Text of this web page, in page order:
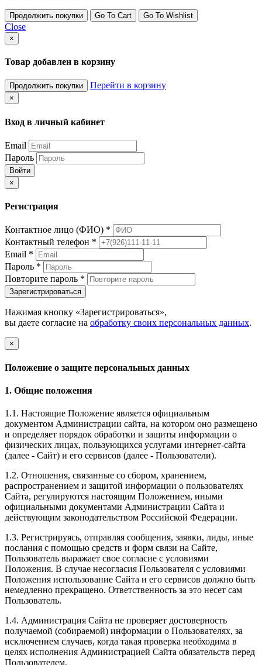
Продолжить покупки Go To Cart Go To Wishlist
Close
×
Товар добавлен в корзину
Продолжить покупки Перейти в корзину
×
Вход в личный кабинет
Email
Пароль
Войти
×
Регистрация
Контактное лицо (ФИО) *
Контактный телефон *
Email *
Пароль *
Повторите пароль *
Зарегистрироваться
Нажимая кнопку «Зарегистрироваться»,
вы даете согласие на обработку своих персональных данных.
×
Положение о защите персональных данных
1. Общие положения
1.1. Настоящие Положение является официальным
документом Администрации сайта, на котором оно размещено
и определяет порядок обработки и защиты информации о
физических лицах, пользующихся услугами интернет-сайта
(далее - Сайт) и его сервисов (далее - Пользователи).
1.2. Отношения, связанные со сбором, хранением,
распространением и защитой информации о пользователях
Сайта, регулируются настоящим Положением, иными
официальными документами Администрации Сайта и
действующим законодательством Российской Федерации.
1.3. Регистрируясь, отправляя сообщения, заявки, лиды, иные
послания с помощью средств и форм связи на Сайте,
Пользователь выражает свое согласие с условиями
Положения. В случае несогласия Пользователя с условиями
Положения использование Сайта и его сервисов должно быть
немедленно прекращено. Ответственность за это несет сам
Пользователь.
1.4. Администрация Сайта не проверяет достоверность
получаемой (собираемой) информации о Пользователях, за
исключением случаев, когда такая проверка необходима в
целях исполнения Администрацией Сайта обязательств перед
Пользователем.